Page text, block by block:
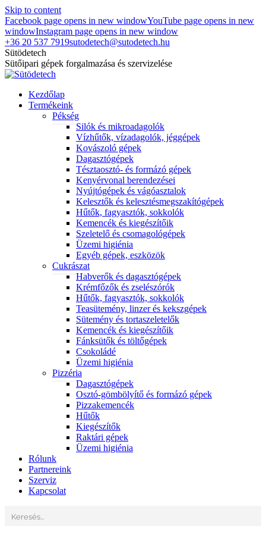
Skip to content
Facebook page opens in new windowYouTube page opens in new
windowInstagram page opens in new window
+36 20 537 7919sutodetech@sutodetech.hu
Sütödetech
Sütőipari gépek forgalmazása és szervizelése
Kezdőlap
Termékeink
Pékség
Silók és mikroadagolók
Vízhűtők, vízadagolók, jéggépek
Kovászoló gépek
Dagasztógépek
Tésztaosztó- és formázó gépek
Kenyérvonal berendezései
Nyújtógépek és vágóasztalok
Kelesztők és kelesztésmegszakítógépek
Hűtők, fagyasztók, sokkolók
Kemencék és kiegészítőik
Szeletelő és csomagológépek
Üzemi higiénia
Egyéb gépek, eszközök
Cukrászat
Habverők és dagasztógépek
Krémfőzők és zselészórók
Hűtők, fagyasztók, sokkolók
Teasütemény, linzer és kekszgépek
Sütemény és tortaszeletelők
Kemencék és kiegészítőik
Fánksütők és töltőgépek
Csokoládé
Üzemi higiénia
Pizzéria
Dagasztógépek
Osztó-gömbölyítő és formázó gépek
Pizzakemencék
Hűtők
Kiegészítők
Raktári gépek
Üzemi higiénia
Rólunk
Partnereink
Szerviz
Kapcsolat